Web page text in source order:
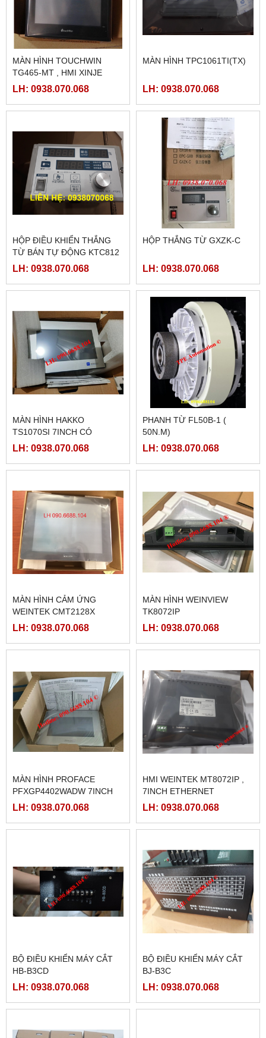
MÀN HÌNH TOUCHWIN
TG465-MT , HMI XINJE
TG465-MT
LH: 0938.070.068
MÀN HÌNH TPC1061TI(TX)
LH: 0938.070.068
HỘP ĐIỀU KHIỂN THẮNG
TỪ BÁN TỰ ĐỘNG KTC812
LH: 0938.070.068
HỘP THẮNG TỪ GXZK-C
LH: 0938.070.068
MÀN HÌNH HAKKO
TS1070SI 7INCH CÓ
ETHERNET
LH: 0938.070.068
PHANH TỪ FL50B-1 (
50N.M)
LH: 0938.070.068
MÀN HÌNH CẢM ỨNG
WEINTEK CMT2128X
LH: 0938.070.068
MÀN HÌNH WEINVIEW
TK8072IP
LH: 0938.070.068
MÀN HÌNH PROFACE
PFXGP4402WADW 7INCH
LH: 0938.070.068
HMI WEINTEK MT8072IP ,
7INCH ETHERNET
LH: 0938.070.068
BỘ ĐIỀU KHIỂN MÁY CẮT
HB-B3CD
LH: 0938.070.068
BỘ ĐIỀU KHIỂN MÁY CẮT
BJ-B3C
LH: 0938.070.068